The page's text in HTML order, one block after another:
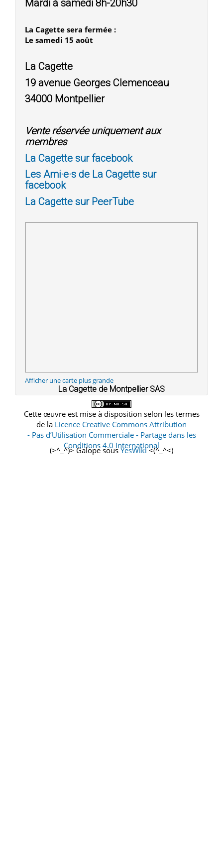
Mardi à samedi 8h-20h30
La Cagette sera fermée :
Le samedi 15 août
La Cagette
19 avenue Georges Clemenceau
34000 Montpellier
Vente réservée uniquement aux
membres
La Cagette sur facebook
Les Ami·e·s de La Cagette sur
facebook
La Cagette sur PeerTube
Afficher une carte plus grande
La Cagette de Montpellier SAS
Cette œuvre est mise à disposition selon les termes
de la Licence Creative Commons Attribution
- Pas d’Utilisation Commerciale - Partage dans les
Conditions 4.0 International
(>^_^)> Galope sousYesWiki<(^_^<)